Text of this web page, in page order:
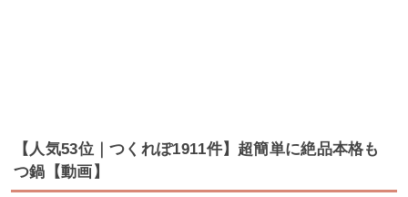
【人気53位｜つくれぽ1911件】超簡単に絶品本格も
つ鍋【動画】